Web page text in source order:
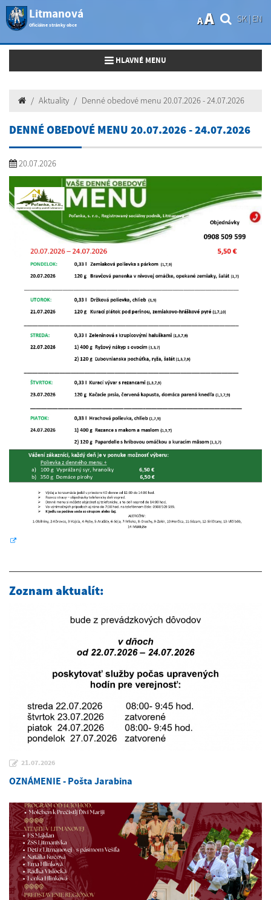
Litmanová
Oficiálne stránky obce
SK| EN
AA
Toggle navigation
HLAVNÉ MENU
Aktuality Denné obedové menu 20.07.2026 - 24.07.2026
DENNÉ OBEDOVÉ MENU 20.07.2026 - 24.07.2026
20.07.2026
Zoznam aktualít:
21.07.2026
OZNÁMENIE - Pošta Jarabina